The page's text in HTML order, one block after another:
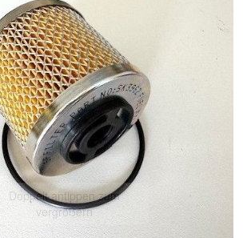
Doppelt antippen zum
vergrößern